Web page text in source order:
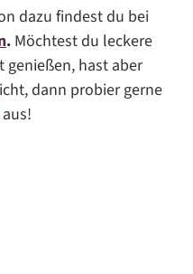
dazu findest du bei
. Möchtest du leckere
genießen, hast aber
dann probier gerne
aus!